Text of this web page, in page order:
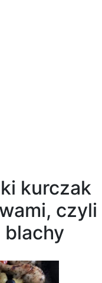
kurczak
czyli
blachy